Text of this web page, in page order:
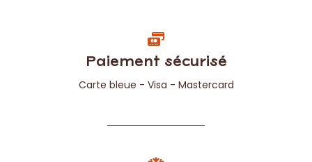
Paiement sécurisé
Carte bleue - Visa - Mastercard